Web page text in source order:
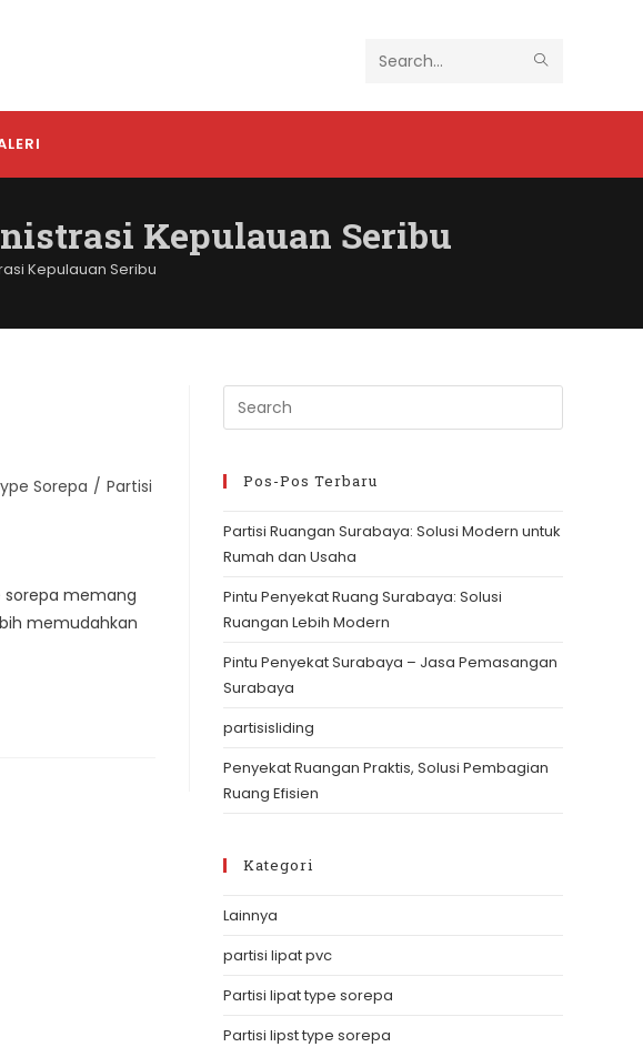
Search
this
SUBMIT
Kepulauan Seribu
Kepulauan Seribu
Sorepa / Partisi
sorepa memang
memudahkan
Escape
Pos-Pos Terbaru
Partisi Ruangan Surabaya: Solusi Modern untuk
Rumah dan Usaha
Pintu Penyekat Ruang Surabaya: Solusi
Ruangan Lebih Modern
Pintu Penyekat Surabaya – Jasa Pemasangan
Surabaya
partisisliding
Penyekat Ruangan Praktis, Solusi Pembagian
Ruang Efisien
Kategori
Lainnya
partisi lipat pvc
Partisi lipat type sorepa
Partisi lipst type sorepa